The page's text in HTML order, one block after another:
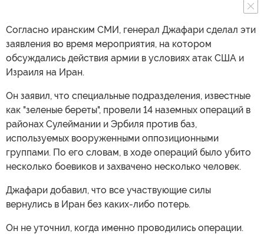
Согласно иранским СМИ, генерал Джафари сделал эти
заявления во время мероприятия, на котором
обсуждались действия армии в условиях атак США и
Израиля на Иран.
Он заявил, что специальные подразделения, известные
как "зеленые береты", провели 14 наземных операций в
районах Сулеймании и Эрбиля против баз,
используемых вооруженными оппозиционными
группами. По его словам, в ходе операций было убито
несколько боевиков и захвачено несколько человек.
Джафари добавил, что все участвующие силы
вернулись в Иран без каких-либо потерь.
Он не уточнил, когда именно проводились операции.